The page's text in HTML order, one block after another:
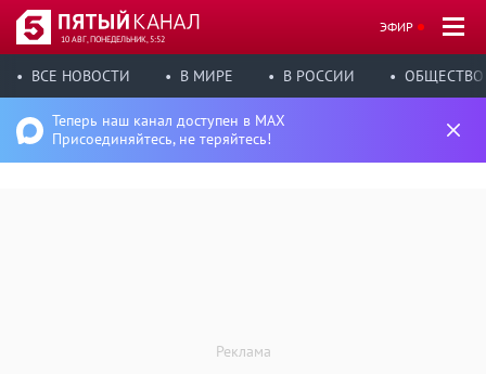
10 АВГ, ПОНЕДЕЛЬНИК, 5:52
ЭФИР
ВСЕ НОВОСТИ В МИРЕ В РОССИИ ОБЩЕСТВО
Теперь наш канал доступен в MAX
Присоединяйтесь, не теряйтесь!